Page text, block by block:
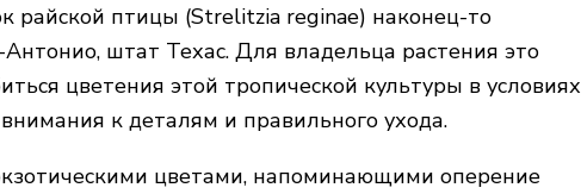
райской птицы (Strelitzia reginae) наконец-то
штат Техас. Для владельца растения это
цветения этой тропической культуры в условиях
к деталям и правильного ухода.
цветами, напоминающими оперение